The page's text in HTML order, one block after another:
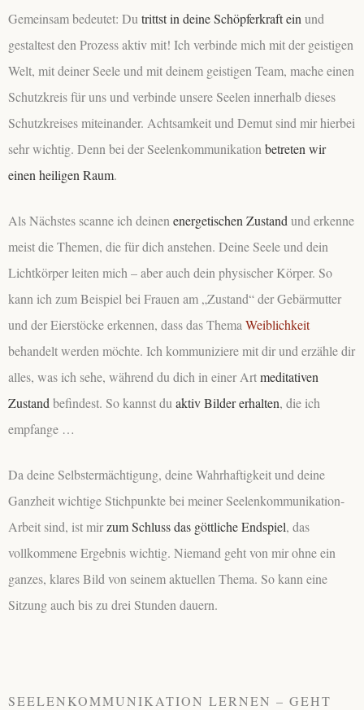
Gemeinsam bedeutet: Du trittst in deine Schöpferkraft ein und
gestaltest den Prozess aktiv mit! Ich verbinde mich mit der geistigen
Welt, mit deiner Seele und mit deinem geistigen Team, mache einen
Schutzkreis für uns und verbinde unsere Seelen innerhalb dieses
Schutzkreises miteinander. Achtsamkeit und Demut sind mir hierbei
sehr wichtig. Denn bei der Seelenkommunikation betreten wir
einen heiligen Raum.
Als Nächstes scanne ich deinen energetischen Zustand und erkenne
meist die Themen, die für dich anstehen. Deine Seele und dein
Lichtkörper leiten mich – aber auch dein physischer Körper. So
kann ich zum Beispiel bei Frauen am „Zustand“ der Gebärmutter
und der Eierstöcke erkennen, dass das Thema Weiblichkeit
behandelt werden möchte. Ich kommuniziere mit dir und erzähle dir
alles, was ich sehe, während du dich in einer Artmeditativen
Zustand befindest. So kannst du aktiv Bilder erhalten, die ich
empfange …
Da deine Selbstermächtigung, deine Wahrhaftigkeit und deine
Ganzheit wichtige Stichpunkte bei meiner Seelenkommunikation-
Arbeit sind, ist mirzum Schluss das göttliche Endspiel, das
vollkommene Ergebnis wichtig. Niemand geht von mir ohne ein
ganzes, klares Bild von seinem aktuellen Thema. So kann eine
Sitzung auch bis zu drei Stunden dauern.
SEELENKOMMUNIKATION LERNEN – GEHT